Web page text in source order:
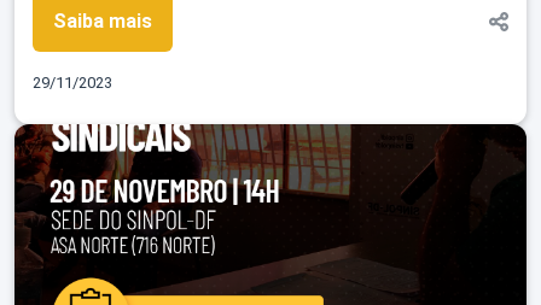
Saiba mais
29/11/2023